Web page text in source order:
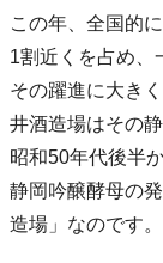
この年、全国的
1割近くを占め、
その躍進に大き
井酒造場はその
昭和50年代後半
静岡吟醸酵母の
造場」なのです。